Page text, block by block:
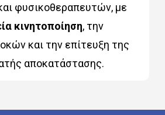
φυσικοθεραπευτών, με
κινητοποίηση, την
και την επίτευξη της
αποκατάστασης.